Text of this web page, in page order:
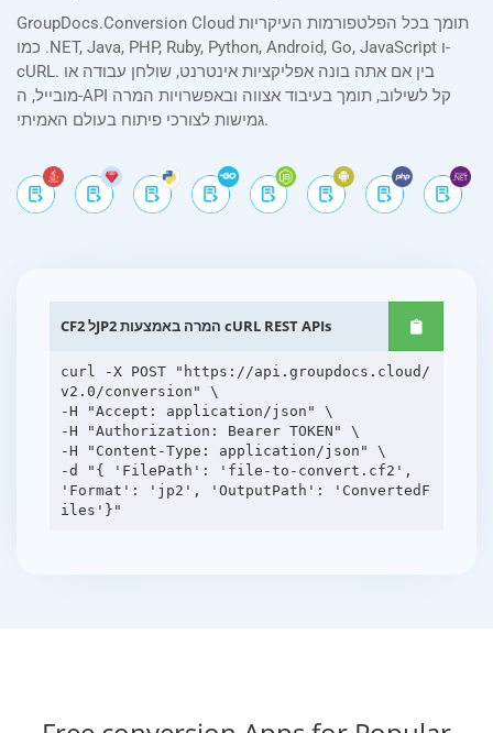
GroupDocs.Conversion Cloud תומך בכל הפלטפורמות העיקריות
כמו .NET, Java, PHP, Ruby, Python, Android, Go, JavaScript ו-
cURL. בין אם אתה בונה אפליקציות אינטרנט, שולחן עבודה או
מובייל, ה-API קל לשילוב, תומך בעיבוד אצווה ובאפשרויות המרה
גמישות לצורכי פיתוח בעולם האמיתי.
CF2 לJP2 המרה באמצעות cURL REST APIs
curl -X POST "https://api.groupdocs.cloud/
v2.0/conversion" \
-H "Accept: application/json" \
-H "Authorization: Bearer TOKEN" \
-H "Content-Type: application/json" \
-d "{ 'FilePath': 'file-to-convert.cf2',
'Format': 'jp2', 'OutputPath': 'ConvertedF